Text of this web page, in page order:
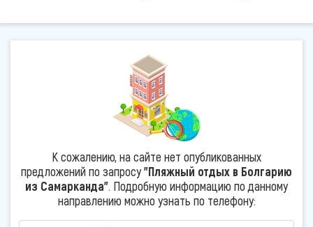
К сожалению, на сайте нет опубликованных
предложений по запросу"Пляжный отдых в Болгарию
из Самарканда". Подробную информацию по данному
направлению можно узнать по телефону: